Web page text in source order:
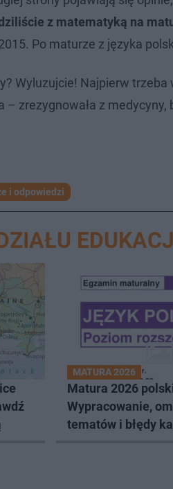
z matematyką na
Po maturze z języka
Wyluzujcie! Najpierw
– zrezygnowała z medycyny,
i odpowiedzi
MATURA 2026
Matura 2026
Wypracowanie,
tematów i błędy